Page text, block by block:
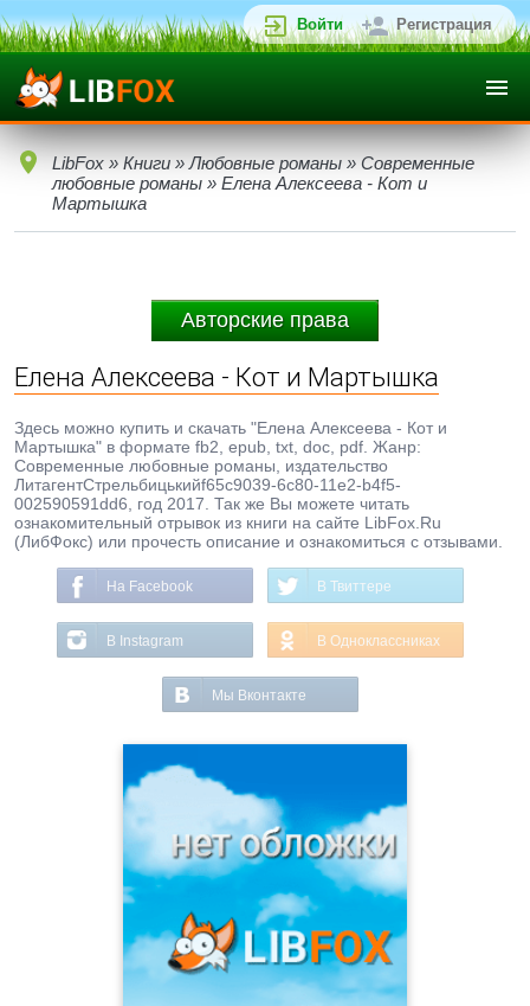
Войти Регистрация
LibFox » Книги » Любовные романы » Современные
любовные романы » Елена Алексеева - Кот и
Мартышка
Авторские права
Елена Алексеева - Кот и Мартышка
Здесь можно купить и скачать "Елена Алексеева - Кот и
Мартышка" в формате fb2, epub, txt, doc, pdf. Жанр:
Современные любовные романы, издательство
ЛитагентСтрельбицькийf65c9039-6c80-11e2-b4f5-
002590591dd6, год 2017. Так же Вы можете читать
ознакомительный отрывок из книги на сайте LibFox.Ru
(ЛибФокс) или прочесть описание и ознакомиться с отзывами.
На Facebook В Твиттере
В Instagram В Одноклассниках
Мы Вконтакте